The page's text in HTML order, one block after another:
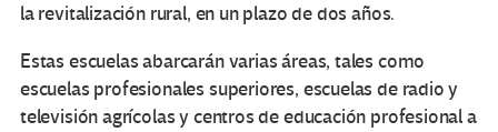
la revitalización rural, en un plazo de dos años.
Estas escuelas abarcarán varias áreas, tales como
escuelas profesionales superiores, escuelas de radio y
televisión agrícolas y centros de educación profesional a